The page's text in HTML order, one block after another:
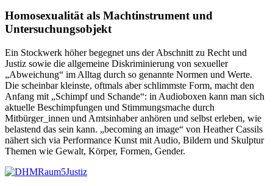
Homosexualität als Machtinstrument und
Untersuchungsobjekt
Ein Stockwerk höher begegnet uns der Abschnitt zu Recht und
Justiz sowie die allgemeine Diskriminierung von sexueller
„Abweichung“ im Alltag durch so genannte Normen und Werte.
Die scheinbar kleinste, oftmals aber schlimmste Form, macht den
Anfang mit „Schimpf und Schande“: in Audioboxen kann man sich
aktuelle Beschimpfungen und Stimmungsmache durch
Mitbürger_innen und Amtsinhaber anhören und selbst erleben, wie
belastend das sein kann. „becoming an image“ von Heather Cassils
nähert sich via Performance Kunst mit Audio, Bildern und Skulptur
Themen wie Gewalt, Körper, Formen, Gender.